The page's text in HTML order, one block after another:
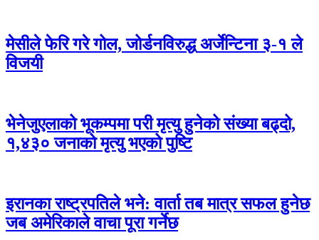
मेसीले फेरि गरे गोल, जोर्डनविरुद्ध अर्जेन्टिना ३-१ ले
विजयी
भेनेजुएलाको भूकम्पमा परी मृत्यु हुनेको संख्या बढ्दो,
१,४३० जनाको मृत्यु भएको पुष्टि
इरानका राष्ट्रपतिले भने: वार्ता तब मात्र सफल हुनेछ
जब अमेरिकाले वाचा पूरा गर्नेछ